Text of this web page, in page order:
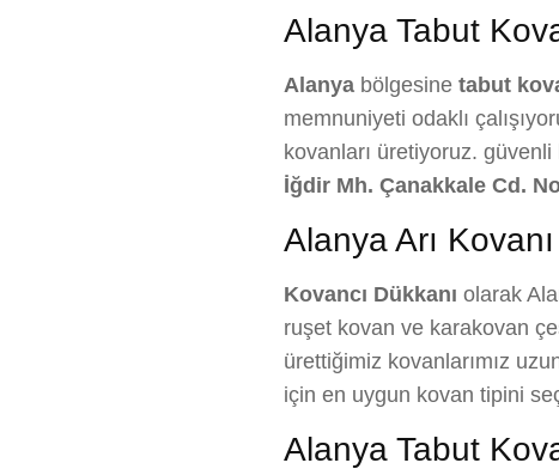
Alanya Tabut
Alanya bölgesine tabut
memnuniyeti odaklı
kovanları üretiyoruz. güvenli
İğdir Mh. Çanakkale Cd.
Alanya Arı
Kovancı Dükkanı olarak
ruşet kovan ve karakovan
ürettiğimiz kovanlarımız
için en uygun kovan tipini
Alanya Tabut